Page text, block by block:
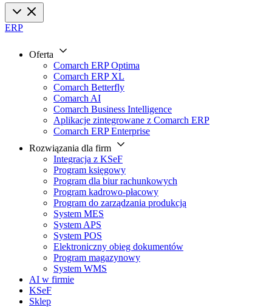
ERP
Oferta
Comarch ERP Optima
Comarch ERP XL
Comarch Betterfly
Comarch AI
Comarch Business Intelligence
Aplikacje zintegrowane z Comarch ERP
Comarch ERP Enterprise
Rozwiązania dla firm
Integracja z KSeF
Program księgowy
Program dla biur rachunkowych
Program kadrowo-płacowy
Program do zarządzania produkcją
System MES
System APS
System POS
Elektroniczny obieg dokumentów
Program magazynowy
System WMS
AI w firmie
KSeF
Sklep